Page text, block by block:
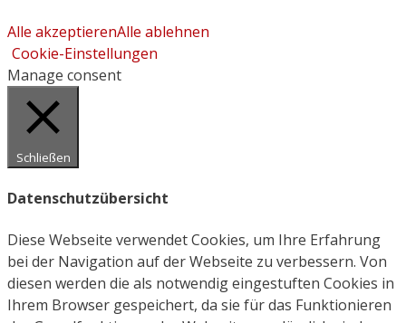
Alle akzeptierenAlle ablehnen
Cookie-Einstellungen
Manage consent
Schließen
Datenschutzübersicht
Diese Webseite verwendet Cookies, um Ihre Erfahrung
bei der Navigation auf der Webseite zu verbessern. Von
diesen werden die als notwendig eingestuften Cookies in
Ihrem Browser gespeichert, da sie für das Funktionieren